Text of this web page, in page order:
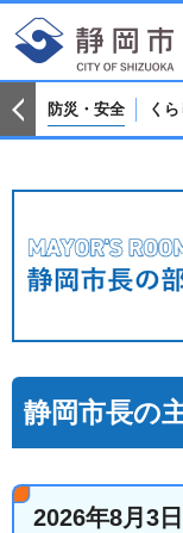
防災・安全 く
静岡市長の
2026年8月3